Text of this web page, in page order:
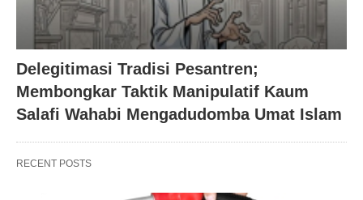
Delegitimasi Tradisi Pesantren;
Membongkar Taktik Manipulatif Kaum
Salafi Wahabi Mengadudomba Umat Islam
RECENT POSTS